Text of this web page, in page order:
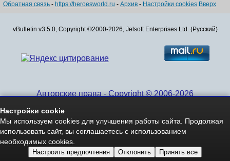
Обратная связь - https://heroesworld.ru - Архив - Настройки cookies Вверх
vBulletin v3.5.0, Copyright ©2000-2026, Jelsoft Enterprises Ltd. (Русский)
Авторские права - Copyright © 2006-2026
Настройки cookie
Мы используем cookies для улучшения работы сайта. Продолжая
использовать сайт, вы соглашаетесь с использованием
необходимых cookies.
Настроить предпочтения Отклонить Принять все